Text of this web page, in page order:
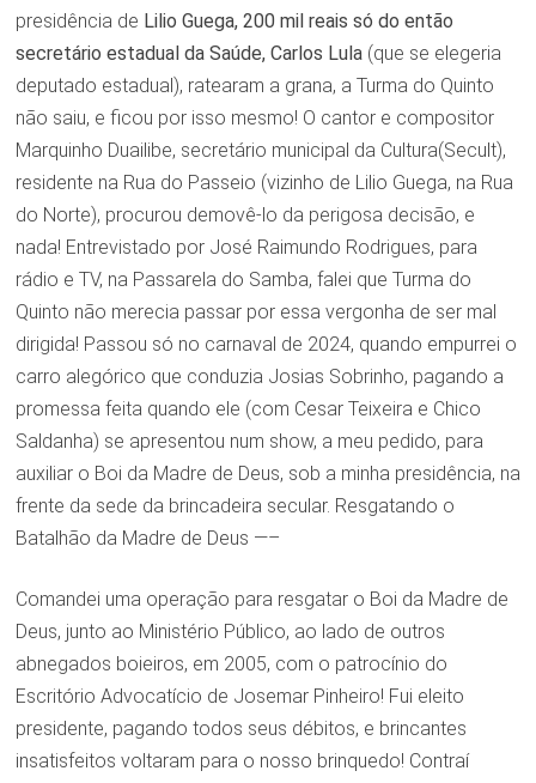
presidência de Lilio Guega, 200 mil reais só do então
secretário estadual da Saúde, Carlos Lula(que se elegeria
deputado estadual), ratearam a grana, a Turma do Quinto
não saiu, e ficou por isso mesmo! O cantor e compositor
Marquinho Duailibe, secretário municipal da Cultura(Secult),
residente na Rua do Passeio (vizinho de Lilio Guega, na Rua
do Norte), procurou demovê-lo da perigosa decisão, e
nada! Entrevistado por José Raimundo Rodrigues, para
rádio e TV, na Passarela do Samba, falei que Turma do
Quinto não merecia passar por essa vergonha de ser mal
dirigida! Passou só no carnaval de 2024, quando empurrei o
carro alegórico que conduzia Josias Sobrinho, pagando a
promessa feita quando ele (com Cesar Teixeira e Chico
Saldanha) se apresentou num show, a meu pedido, para
auxiliar o Boi da Madre de Deus, sob a minha presidência, na
frente da sede da brincadeira secular. Resgatando o
Batalhão da Madre de Deus —–
Comandei uma operação para resgatar o Boi da Madre de
Deus, junto ao Ministério Público, ao lado de outros
abnegados boieiros, em 2005, com o patrocínio do
Escritório Advocatício de Josemar Pinheiro! Fui eleito
presidente, pagando todos seus débitos, e brincantes
insatisfeitos voltaram para o nosso brinquedo! Contraí